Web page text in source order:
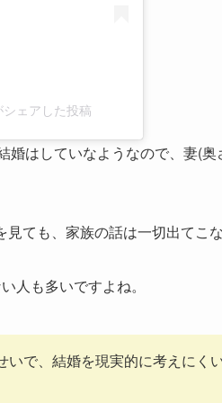
ェアした投稿
はしていなようなので、妻(奥
ても、家族の話は一切出てこな
人も多いですよね。
いで、結婚を現実的に考えにく